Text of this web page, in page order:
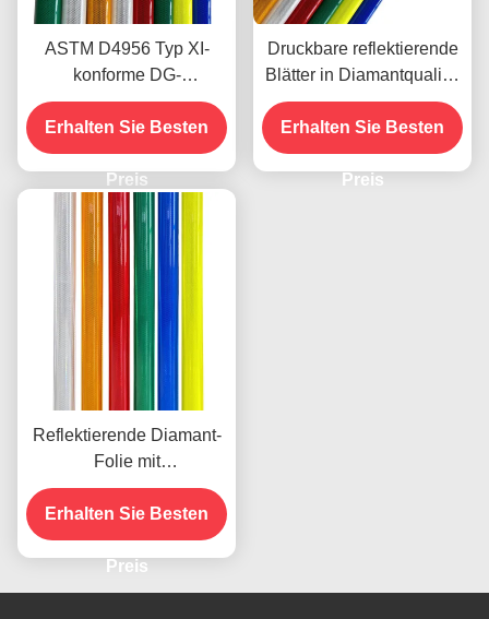
ASTM D4956 Typ XI-
konforme DG-
Reflexionsbleche in
Diamantqualität mit
druckempfindlichem
Klebstoff für
Straßenschilder
Erhalten Sie Besten
Preis
Druckbare reflektierende
Blätter in Diamantqualität
mit hoher Reflektivität und
Mikroprismatischer
Struktur für die
Verkehrssicherheit
Erhalten Sie Besten
Preis
Reflektierende Diamant-
Folie mit
mikroprismatischer
Technologie für 10 Jahre
Lebensdauer
Erhalten Sie Besten
Preis